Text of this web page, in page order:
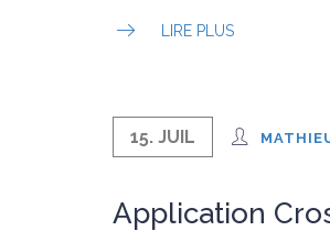
LIRE PLUS
15. JUIL
Application